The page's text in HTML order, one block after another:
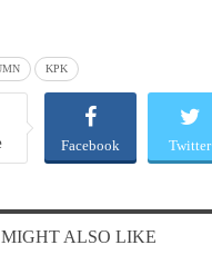
KPK
Facebook Twitter
ALSO LIKE